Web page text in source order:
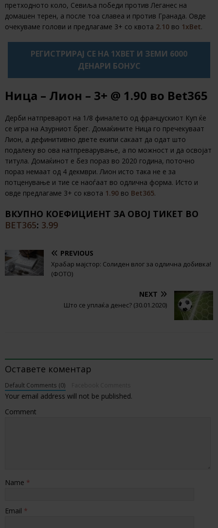
претходното коло, Севиља победи против Леганес на
домашен терен, а после тоа славеа и против Гранада. Овде
очекуваме голови и предлагаме 3+ со квота 2.10 во 1xBet.
РЕГИСТРИРАЈ СЕ НА 1XBET И ЗЕМИ 6000
ДЕНАРИ БОНУС
Ница – Лион – 3+ @ 1.90 во Bet365
Дерби натпреварот на 1/8 финалето од францускиот Куп ќе
се игра на Азурниот брег. Домаќините Ница го пречекуваат
Лион, а дефинитивно двете екипи сакаат да одат што
подалеку во ова натпреварување, а по можност и да освојат
титула. Домаќинот е без пораз во 2020 година, поточно
пораз немаат од 4 декмври. Лион исто така не е за
потценување и тие се наоѓаат во одлична форма. Исто и
овде предлагаме 3+ со квота 1.90 во Bet365.
ВКУПНО КОЕФИЦИЕНТ ЗА ОВОЈ ТИКЕТ ВО
BET365: 3.99
PREVIOUS
Храбар мајстор: Солиден влог за одлична добивка!
(ФОТО)
NEXT
Што се уплаќа денес? (30.01.2020)
Оставете коментар
Default Comments (0)
Your email address will not be published.
Comment
Name *
Email *